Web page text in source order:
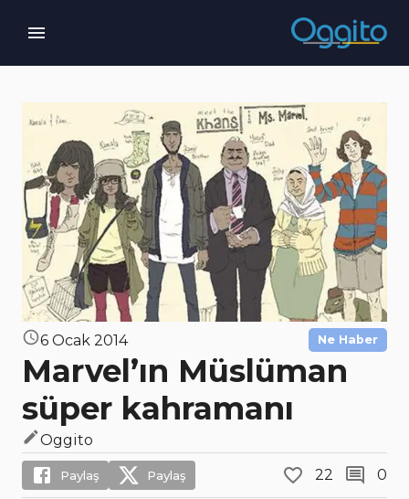
6 Ocak 2014 Ne Haber
Marvel’ın Müslüman
süper kahramanı
Oggito
Paylaş Paylaş 22
0